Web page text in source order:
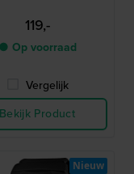
119,-
● Op voorraad
Vergelijk
Bekijk Product
Nieuw